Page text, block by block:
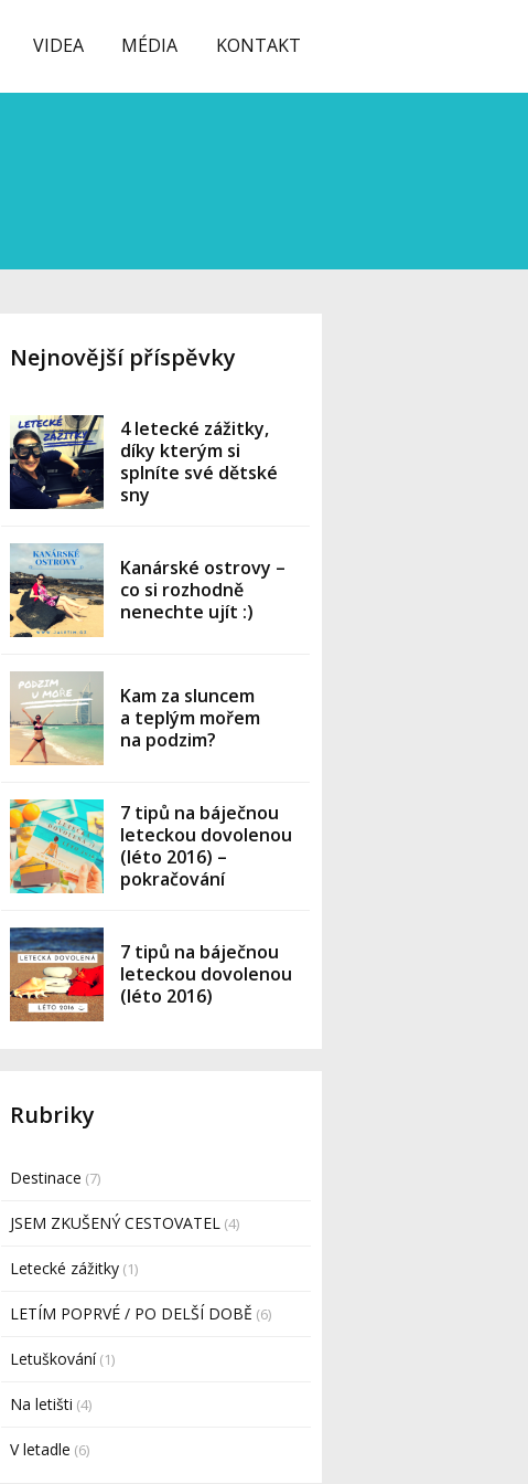
VIDEA MÉDIA KONTAKT
Nejnovější příspěvky
4 letecké zážitky,
díky kterým si
splníte své dětské
sny
Kanárské ostrovy –
co si rozhodně
nenechte ujít :)
Kam za sluncem
a teplým mořem
na podzim?
7 tipů na báječnou
leteckou dovolenou
(léto 2016) –
pokračování
7 tipů na báječnou
leteckou dovolenou
(léto 2016)
Rubriky
Destinace (7)
JSEM ZKUŠENÝ CESTOVATEL (4)
Letecké zážitky (1)
LETÍM POPRVÉ / PO DELŠÍ DOBĚ (6)
Letuškování(1)
Na letišti (4)
V letadle (6)